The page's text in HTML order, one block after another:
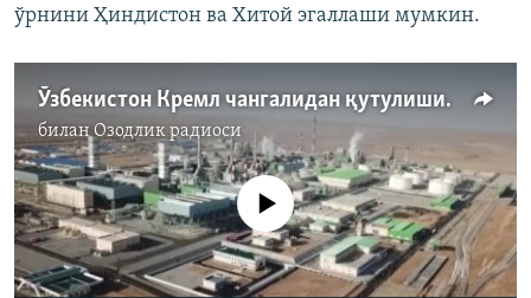
ўрнини Ҳиндистон ва Хитой эгаллаши мумкин.
Ўзбекистон Кремл чангалидан қутулиши мумкинми? Анвармирзо Ҳусаинов билан суҳбат
биланОзодлик радиоси
Айни дамда медиа-манба мавжуд эмас